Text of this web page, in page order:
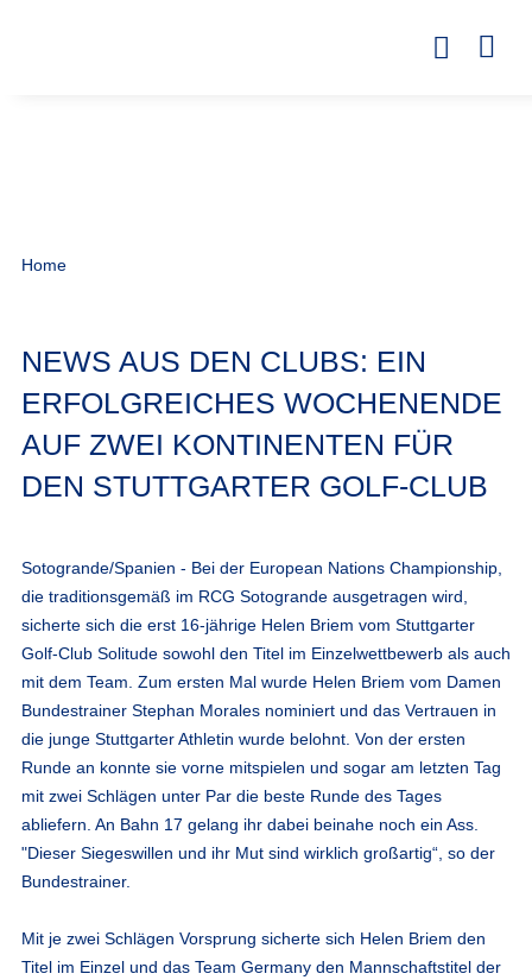
Home
NEWS AUS DEN CLUBS: EIN
ERFOLGREICHES WOCHENENDE
AUF ZWEI KONTINENTEN FÜR
DEN STUTTGARTER GOLF-CLUB
Sotogrande/Spanien - Bei der European Nations Championship,
die traditionsgemäß im RCG Sotogrande ausgetragen wird,
sicherte sich die erst 16-jährige Helen Briem vom Stuttgarter
Golf-Club Solitude sowohl den Titel im Einzelwettbewerb als auch
mit dem Team. Zum ersten Mal wurde Helen Briem vom Damen
Bundestrainer Stephan Morales nominiert und das Vertrauen in
die junge Stuttgarter Athletin wurde belohnt. Von der ersten
Runde an konnte sie vorne mitspielen und sogar am letzten Tag
mit zwei Schlägen unter Par die beste Runde des Tages
abliefern. An Bahn 17 gelang ihr dabei beinahe noch ein Ass.
"Dieser Siegeswillen und ihr Mut sind wirklich großartig“, so der
Bundestrainer.
Mit je zwei Schlägen Vorsprung sicherte sich Helen Briem den
Titel im Einzel und das Team Germany den Mannschaftstitel der